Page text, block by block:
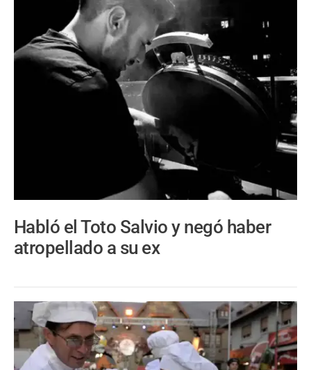
Habló el Toto Salvio y negó haber
atropellado a su ex